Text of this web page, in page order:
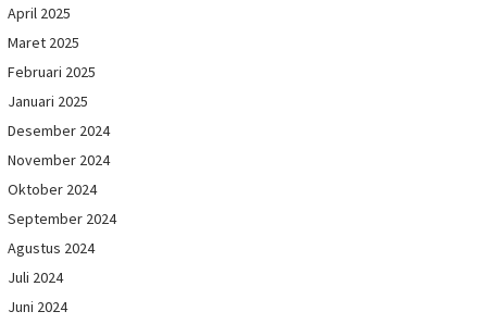
April 2025
Maret 2025
Februari 2025
Januari 2025
Desember 2024
November 2024
Oktober 2024
September 2024
Agustus 2024
Juli 2024
Juni 2024